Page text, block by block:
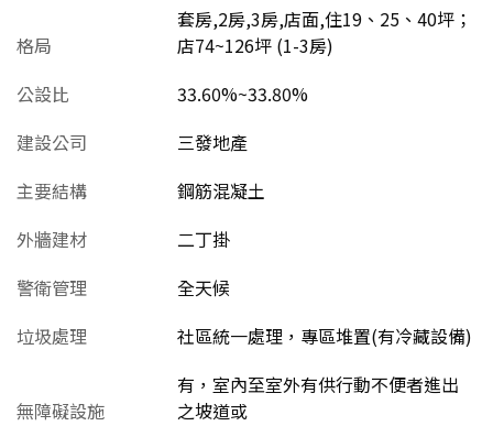
格局
套房,2房,3房,店面,住19、25、40坪；
店74~126坪 (1-3房)
公設比
33.60%~33.80%
建設公司
三發地產
主要結構
鋼筋混凝土
外牆建材
二丁掛
警衛管理
全天候
垃圾處理
社區統一處理，專區堆置(有冷藏設備)
無障礙設施
有，室內至室外有供行動不便者進出
之坡道或